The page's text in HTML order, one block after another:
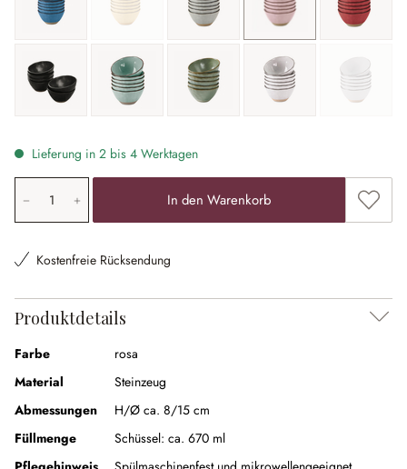
blau gelb
(Diese Option ist zurzeit nicht verfügbar.)
grau rosa rot
schwarz türkis türkis/braun weiß weiß matt
(Diese
Lieferung in 2 bis 4 Werktagen
Produkt Anzahl: Gib den gewünschten Wert ein oder
In den Warenkorb Zum
Kostenfreie Rücksendung
Produktdetails
Farbe
rosa
Material
Steinzeug
Abmessungen
H/Ø ca. 8/15 cm
Füllmenge
Schüssel: ca. 670 ml